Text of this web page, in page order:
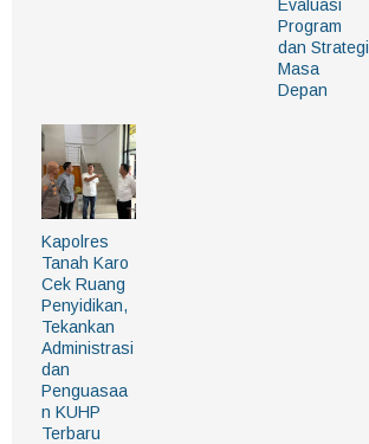
Evaluasi
Program
dan Strategi
Masa
Depan
Kapolres
Tanah Karo
Cek Ruang
Penyidikan,
Tekankan
Administrasi
dan
Penguasaa
n KUHP
Terbaru